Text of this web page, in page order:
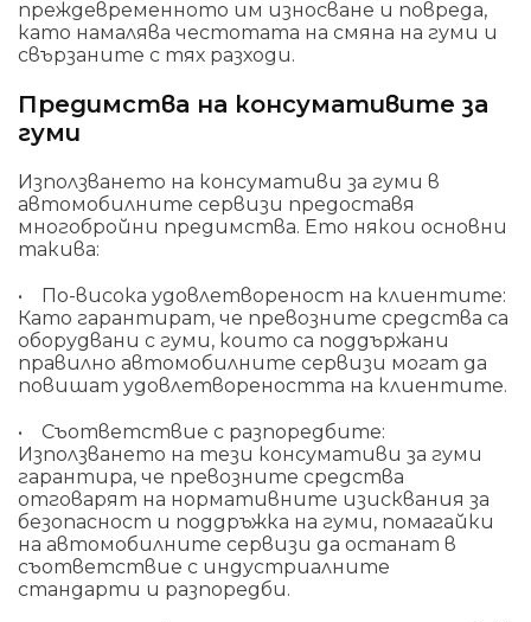
преждевременното им износване и повреда,
като намалява честотата на смяна на гуми и
свързаните с тях разходи.
Предимства на консумативите за
гуми
Използването на консумативи за гуми в
автомобилните сервизи предоставя
многобройни предимства. Ето някои основни
такива:
• По-висока удовлетвореност на клиентите:
Като гарантират, че превозните средства са
оборудвани с гуми, които са поддържани
правилно автомобилните сервизи могат да
повишат удовлетвореността на клиентите.
• Съответствие с разпоредбите:
Използването на тези консумативи за гуми
гарантира, че превозните средства
отговарят на нормативните изисквания за
безопасност и поддръжка на гуми, помагайки
на автомобилните сервизи да останат в
съответствие с индустриалните
стандарти и разпоредби.